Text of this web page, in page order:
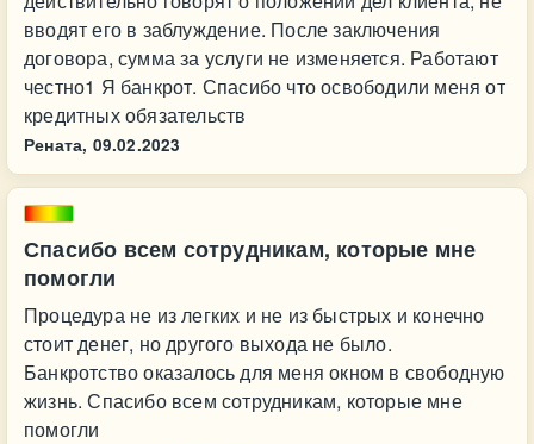
вводят его в заблуждение. После заключения
договора, сумма за услуги не изменяется. Работают
честно1 Я банкрот. Спасибо что освободили меня от
кредитных обязательств
Рената, 09.02.2023
Спасибо всем сотрудникам, которые мне
помогли
Процедура не из легких и не из быстрых и конечно
стоит денег, но другого выхода не было.
Банкротство оказалось для меня окном в свободную
жизнь. Спасибо всем сотрудникам, которые мне
помогли